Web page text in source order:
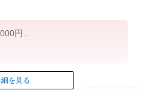
円
月+残業手当+賞与2回】で算
ID：AE0622396325
を見る